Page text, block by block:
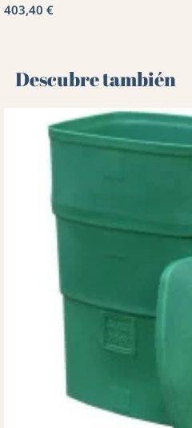
403,40 €
Descubre también 🌻